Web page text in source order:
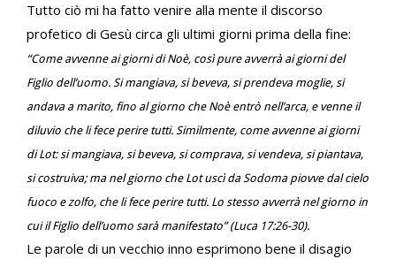
Tutto ciò mi ha fatto venire alla mente il discorso
profetico di Gesù circa gli ultimi giorni prima della fine:
“Come avvenne ai giorni di Noè, così pure avverrà ai giorni del
Figlio dell’uomo. Si mangiava, si beveva, si prendeva moglie, si
andava a marito, fino al giorno che Noè entrò nell’arca, e venne il
diluvio che li fece perire tutti. Similmente, come avvenne ai giorni
di Lot: si mangiava, si beveva, si comprava, si vendeva, si piantava,
si costruiva; ma nel giorno che Lot uscì da Sodoma piovve dal cielo
fuoco e zolfo, che li fece perire tutti. Lo stesso avverrà nel giorno in
cui il Figlio dell’uomo sarà manifestato” (Luca 17:26-30).
Le parole di un vecchio inno esprimono bene il disagio